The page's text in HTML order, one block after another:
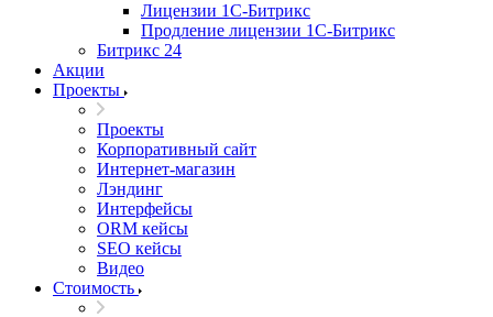
Лицензии 1С-Битрикс
Продление лицензии 1С-Битрикс
Битрикс 24
Акции
Проекты
Проекты
Корпоративный сайт
Интернет-магазин
Лэндинг
Интерфейсы
ORM кейсы
SEO кейсы
Видео
Стоимость